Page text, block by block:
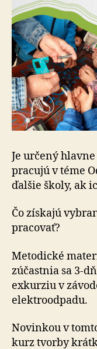
Je určený
pracujú v téme
ďalšie školy, ak
Čo získajú
pracovať?
Metodické
zúčastnia sa 3-
exkurziu v
elektroodpadu.
Novinkou v
kurz tvorby